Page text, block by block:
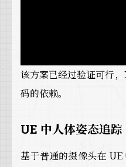
该方案已经过验证可行
码的依赖。
UE 中人体姿态追踪
基于普通的摄像头在